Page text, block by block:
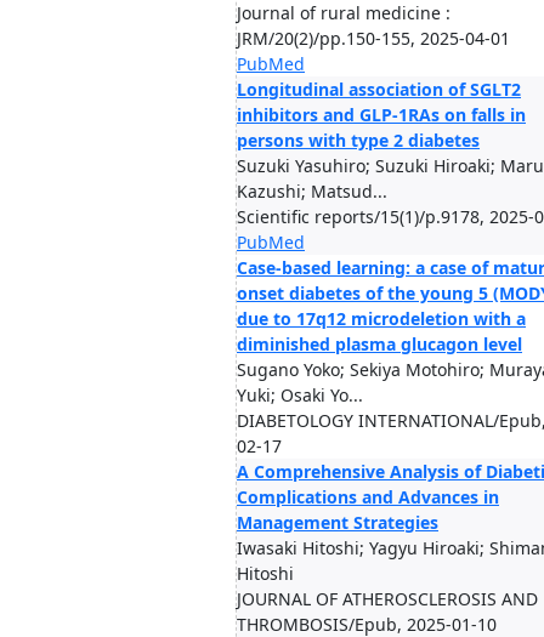
Journal of rural medicine :
JRM/20(2)/pp.150-155, 2025-04-01
PubMed
Longitudinal association of SGLT2
inhibitors and GLP-1RAs on falls in
persons with type 2 diabetes
Suzuki Yasuhiro; Suzuki Hiroaki;
Kazushi; Matsud...
Scientific reports/15(1)/p.9178, 2025-
PubMed
Case-based learning: a case of
onset diabetes of the young 5
due to 17q12 microdeletion with a
diminished plasma glucagon level
Sugano Yoko; Sekiya Motohiro;
Yuki; Osaki Yo...
DIABETOLOGY INTERNATIONAL/
02-17
A Comprehensive Analysis of
Complications and Advances in
Management Strategies
Iwasaki Hitoshi; Yagyu Hiroaki;
Hitoshi
JOURNAL OF ATHEROSCLEROSIS AND
THROMBOSIS/Epub, 2025-01-10